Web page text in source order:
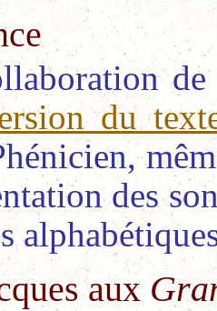
du
des
aux